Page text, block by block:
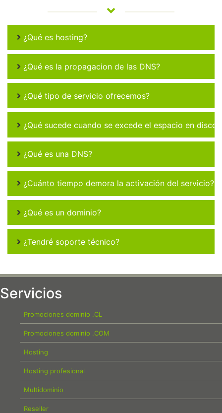
¿Qué es hosting?
¿Qué es la propagacion de las DNS?
¿Qué tipo de servicio ofrecemos?
¿Qué sucede cuando se excede el espacio en disco
¿Qué es una DNS?
¿Cuánto tiempo demora la activación del servicio?
¿Qué es un dominio?
¿Tendré soporte técnico?
Servicios
Promociones dominio .CL
Promociones dominio .COM
Hosting
Hosting profesional
Multidominio
Reseller